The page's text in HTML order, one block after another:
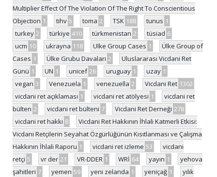
Multiplier Effect Of The Violation Of The Right To Conscientious
Objection 1 tihv 5 toma 2 TSK 188 tunus 1
turkey 2 türkiye 410 türkmenistan 2 tüsiad 6
ucm 10 ukrayna 118 Ulke Group Cases 1
Ülke Group of
Cases 1 Ülke Grubu Davaları 2
Uluslararası Vicdani Ret
Günü 1 UN 1 unicef 26 uruguay 1 uzay 1
vegan 3 Venezuela 1 venezuella 2 Vicdani Ret 1302
vicdani ret açıklaması 1 vicdani ret atölyesi 1
vicdani ret
bülten 2 vicdani ret bülteni 7 Vicdani Ret Derneği 278
vicdani ret hakkı 8
Vicdani Ret Hakkının İhlali Katmerli Etkisi:
Vicdani Retçilerin Seyahat Özgürlüğünün Kısıtlanması ve Çalışma
Hakkının İhlali Raporu 1 vicdani ret izleme 53
vicdani
retçi 5 vr der 21 VR-DDER 1 WRİ 64 yayın 1
yehova
şahitleri 7 yemen 59 yeni zelanda 1 yeniçağ 1
yılık